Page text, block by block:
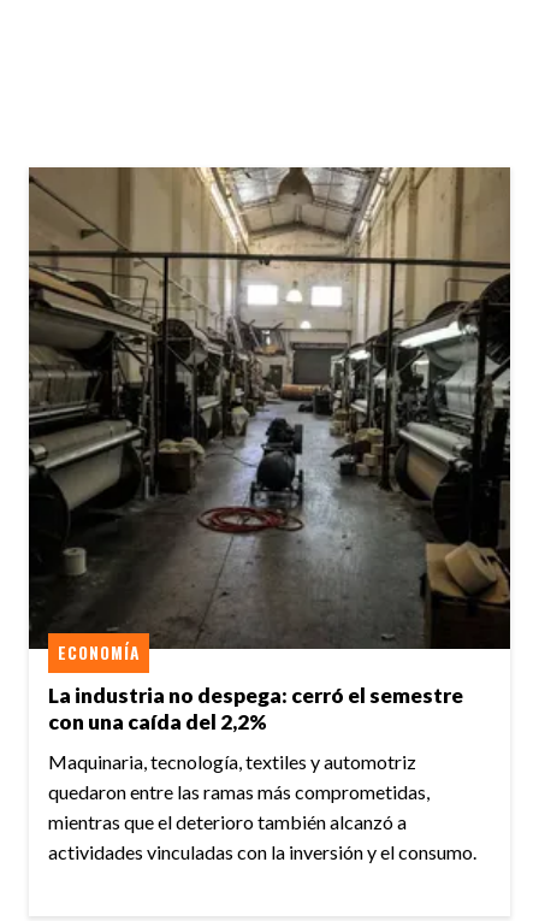
La industria no despega: cerró el semestre
con una caída del 2,2%
ECONOMÍA
Maquinaria, tecnología, textiles y automotriz
quedaron entre las ramas más comprometidas,
mientras que el deterioro también alcanzó a
actividades vinculadas con la inversión y el consumo.